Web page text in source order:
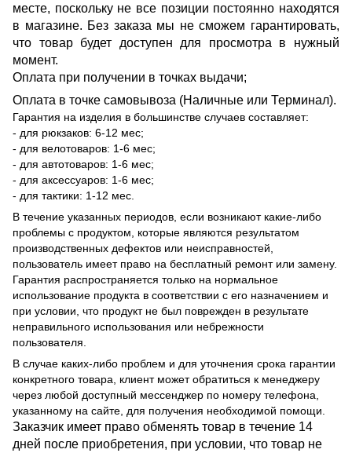
месте, поскольку не все позиции постоянно находятся
в магазине. Без заказа мы не сможем гарантировать,
что товар будет доступен для просмотра в нужный
момент.
Оплата при получении в точках выдачи;
Оплата в точке самовывоза (Наличные или Терминал).
Гарантия на изделия в большинстве случаев составляет:
- для рюкзаков: 6-12 мес;
- для велотоваров: 1-6 мес;
- для автотоваров: 1-6 мес;
- для аксессуаров: 1-6 мес;
- для тактики: 1-12 мес.
В течение указанных периодов, если возникают какие-либо
проблемы с продуктом, которые являются результатом
производственных дефектов или неисправностей,
пользователь имеет право на бесплатный ремонт или замену.
Гарантия распространяется только на нормальное
использование продукта в соответствии с его назначением и
при условии, что продукт не был поврежден в результате
неправильного использования или небрежности
пользователя.
В случае каких-либо проблем и для уточнения срока гарантии
конкретного товара, клиент может обратиться к менеджеру
через любой доступный мессенджер по номеру телефона,
указанному на сайте, для получения необходимой помощи.
Заказчик имеет право обменять товар в течение 14
дней после приобретения, при условии, что товар не